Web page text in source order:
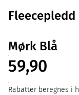
Fleecepledd
Mørk Blå
59,90
Rabatter beregnes i